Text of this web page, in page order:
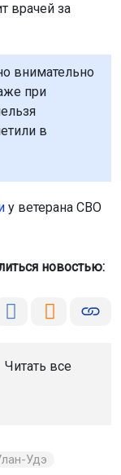
врачей за
внимательно
при
в
у ветерана СВО
новостью:
Читать все
Удэ